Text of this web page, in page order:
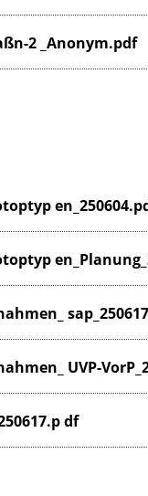
2 _Anonym.pdf
UVP-
df